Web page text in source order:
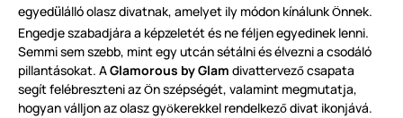
egyedülálló olasz divatnak, amelyet ily módon kínálunk Önnek.
Engedje szabadjára a képzeletét és ne féljen egyedinek lenni.
Semmi sem szebb, mint egy utcán sétálni és élvezni a csodáló
pillantásokat. AGlamorous by Glam divattervező csapata
segít felébreszteni az Ön szépségét, valamint megmutatja,
hogyan válljon az olasz gyökerekkel rendelkező divat ikonjává.